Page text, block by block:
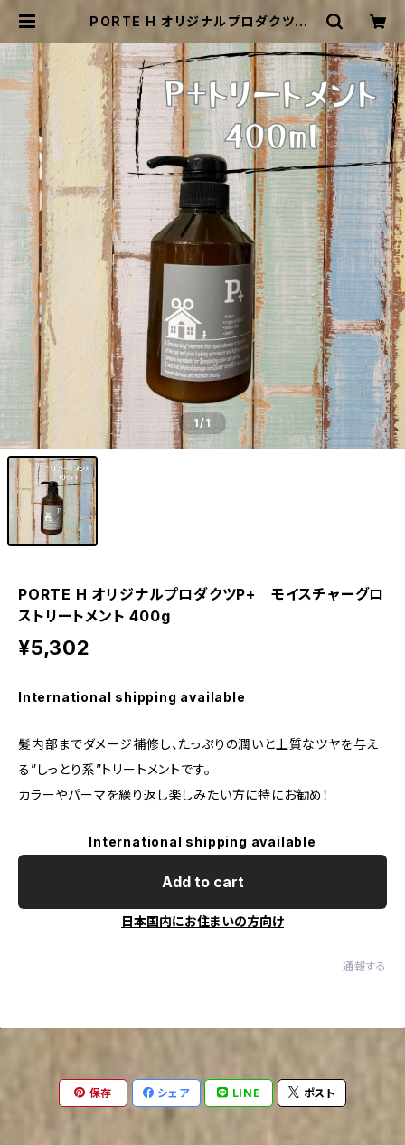
PORTE H オリジナルプロダクツP+
400g | PORTE H
1/1
PORTE H オリジナルプロダクツP+ モイスチャーグロ
ストリートメント 400g
¥5,302
International shipping available
髪内部までダメージ補修し、たっぷりの潤いと上質なツヤを与え
る”しっとり系”トリートメントです。
カラーやパーマを繰り返し楽しみたい方に特にお勧め！
International shipping available
Add to cart
日本国内にお住まいの方向け
通報する
保存 シェア LINE ポスト